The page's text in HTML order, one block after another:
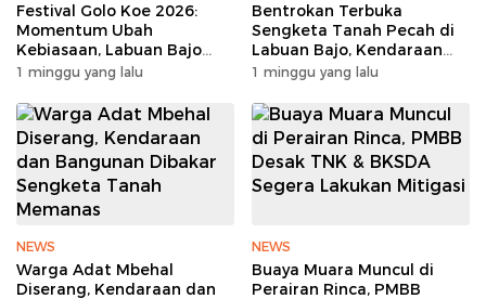
Festival Golo Koe 2026:
Momentum Ubah
Kebiasaan, Labuan Bajo
Tanpa Sampah
1 minggu yang lalu
Bentrokan Terbuka
Sengketa Tanah Pecah di
Labuan Bajo, Kendaraan
dan Pondok Dibakar
1 minggu yang lalu
NEWS
Warga Adat Mbehal
Diserang, Kendaraan dan
NEWS
Buaya Muara Muncul di
Perairan Rinca, PMBB